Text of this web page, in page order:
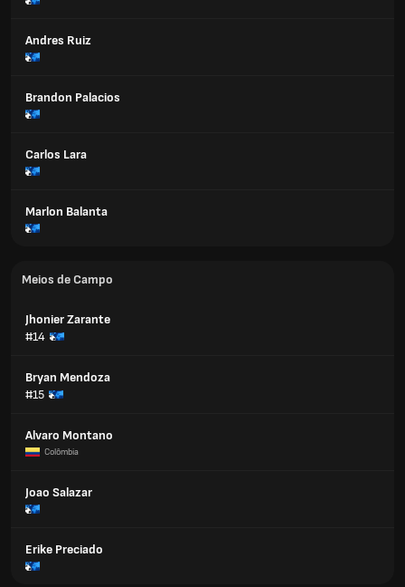
Andres Ruiz
Brandon Palacios
Carlos Lara
Marlon Balanta
Meios de Campo
Jhonier Zarante
#14
Bryan Mendoza
#15
Alvaro Montano
Colômbia
Joao Salazar
Erike Preciado